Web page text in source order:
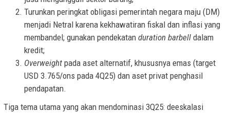
Turunkan peringkat obligasi pemerintah negara maju (DM)
menjadi Netral karena kekhawatiran fiskal dan inflasi yang
membandel; gunakan pendekatan duration barbell dalam
kredit;
Overweight pada aset alternatif, khususnya emas (target
USD 3.765/ons pada 4Q25) dan aset privat penghasil
pendapatan.
Tiga tema utama yang akan mendominasi 3Q25: deeskalasi